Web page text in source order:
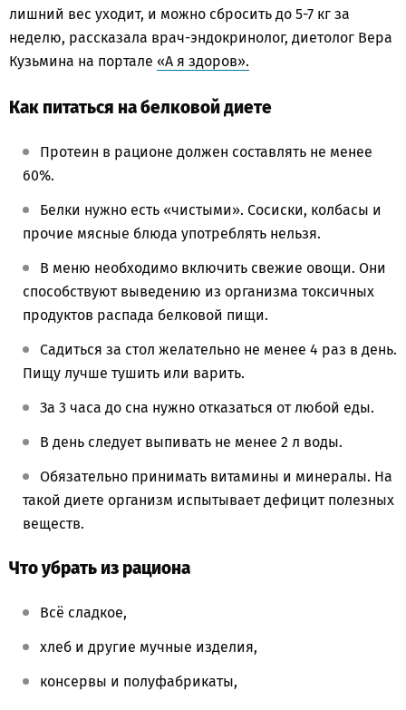
лишний вес уходит, и можно сбросить до 5-7 кг за
неделю, рассказала врач-эндокринолог, диетолог Вера
Кузьмина на портале «А я здоров».
Как питаться на белковой диете
Протеин в рационе должен составлять не менее
60%.
Белки нужно есть «чистыми». Сосиски, колбасы и
прочие мясные блюда употреблять нельзя.
В меню необходимо включить свежие овощи. Они
способствуют выведению из организма токсичных
продуктов распада белковой пищи.
Садиться за стол желательно не менее 4 раз в день.
Пищу лучше тушить или варить.
За 3 часа до сна нужно отказаться от любой еды.
В день следует выпивать не менее 2 л воды.
Обязательно принимать витамины и минералы. На
такой диете организм испытывает дефицит полезных
веществ.
Что убрать из рациона
Всё сладкое,
хлеб и другие мучные изделия,
консервы и полуфабрикаты,